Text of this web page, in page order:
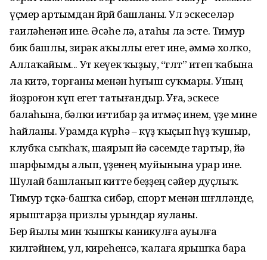
үҫмер артымдан йөрөй башланы. Ул эскеселәр
ғаиләһенән ине. Әсәһе лә, атаһы ла эсте. Тимур
бик башлы, зирәк аҡыллы егет ине, әммә холҡо,
Аллаҡайым... Ут кеүек ҡыҙыу, “гөлт” итеп ҡабына
ла китә, торғаны менән һуғыш суҡмары. Уның
йоҙроғон күп егет татығандыр. Уға, эскесе
балаһына, бәлки иғтибар ҙа итмәҫ инем, үҙе мине
һайланы. Урамда күрһә – күҙ ҡыҫып һүҙ ҡушыр,
клубҡа сыҡһаҡ, шаярып йә сәсемде тартыр, йә
шарфымды алып, үҙенең муйынына урар ине.
Шулай башланып китте беҙҙең сәйер дуҫлыҡ.
Тимур төҫкә-башҡа сибәр, спорт менән шөғөлләнде,
ярыштарҙа призлы урындар яуланы.
Бер йылы мин ҡышҡы каникулға ауылға
килгәйнем, ул, киреһенсә, ҡалаға ярышҡа бара